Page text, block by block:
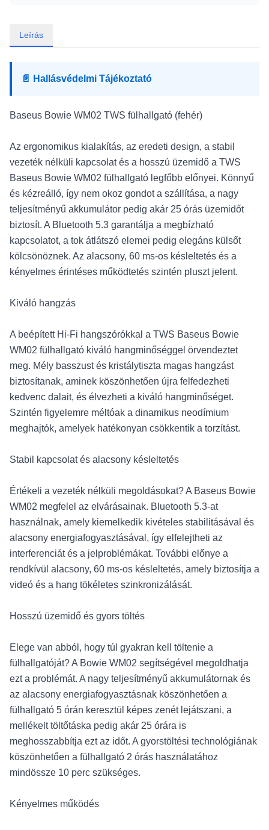
Leírás
📄 Hallásvédelmi Tájékoztató
Baseus Bowie WM02 TWS fülhallgató (fehér)
Az ergonomikus kialakítás, az eredeti design, a stabil
vezeték nélküli kapcsolat és a hosszú üzemidő a TWS
Baseus Bowie WM02 fülhallgató legfőbb előnyei. Könnyű
és kézreálló, így nem okoz gondot a szállítása, a nagy
teljesítményű akkumulátor pedig akár 25 órás üzemidőt
biztosít. A Bluetooth 5.3 garantálja a megbízható
kapcsolatot, a tok átlátszó elemei pedig elegáns külsőt
kölcsönöznek. Az alacsony, 60 ms-os késleltetés és a
kényelmes érintéses működtetés szintén pluszt jelent.
Kiváló hangzás
A beépített Hi-Fi hangszórókkal a TWS Baseus Bowie
WM02 fülhallgató kiváló hangminőséggel örvendeztet
meg. Mély basszust és kristálytiszta magas hangzást
biztosítanak, aminek köszönhetően újra felfedezheti
kedvenc dalait, és élvezheti a kiváló hangminőséget.
Szintén figyelemre méltóak a dinamikus neodímium
meghajtók, amelyek hatékonyan csökkentik a torzítást.
Stabil kapcsolat és alacsony késleltetés
Értékeli a vezeték nélküli megoldásokat? A Baseus Bowie
WM02 megfelel az elvárásainak. Bluetooth 5.3-at
használnak, amely kiemelkedik kivételes stabilitásával és
alacsony energiafogyasztásával, így elfelejtheti az
interferenciát és a jelproblémákat. További előnye a
rendkívül alacsony, 60 ms-os késleltetés, amely biztosítja a
videó és a hang tökéletes szinkronizálását.
Hosszú üzemidő és gyors töltés
Elege van abból, hogy túl gyakran kell töltenie a
fülhallgatóját? A Bowie WM02 segítségével megoldhatja
ezt a problémát. A nagy teljesítményű akkumulátornak és
az alacsony energiafogyasztásnak köszönhetően a
fülhallgató 5 órán keresztül képes zenét lejátszani, a
mellékelt töltőtáska pedig akár 25 órára is
meghosszabbítja ezt az időt. A gyorstöltési technológiának
köszönhetően a fülhallgató 2 órás használatához
mindössze 10 perc szükséges.
Kényelmes működés